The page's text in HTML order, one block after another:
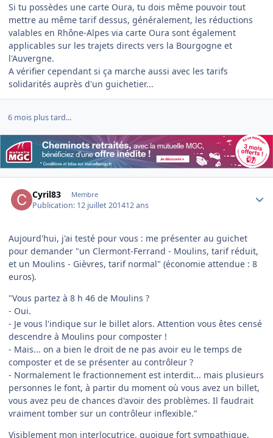
Si tu possèdes une carte Oura, tu dois même pouvoir tout
mettre au même tarif dessus, généralement, les réductions
valables en Rhône-Alpes via carte Oura sont également
applicables sur les trajets directs vers la Bourgogne et
l'Auvergne.
A vérifier cependant si ça marche aussi avec les tarifs
solidarités auprès d'un guichetier...
6 mois plus tard...
Cyril83 Membre
Publication: 12 juillet 201412 ans
Aujourd'hui, j'ai testé pour vous : me présenter au guichet
pour demander "un Clermont-Ferrand - Moulins, tarif réduit,
et un Moulins - Gièvres, tarif normal" (économie attendue : 8
euros).
"Vous partez à 8 h 46 de Moulins ?
- Oui.
- Je vous l'indique sur le billet alors. Attention vous êtes censé
descendre à Moulins pour composter !
- Mais... on a bien le droit de ne pas avoir eu le temps de
composter et de se présenter au contrôleur ?
- Normalement le fractionnement est interdit... mais plusieurs
personnes le font, à partir du moment où vous avez un billet,
vous avez peu de chances d'avoir des problèmes. Il faudrait
vraiment tomber sur un contrôleur inflexible."
Visiblement mon interlocutrice, quoique fort sympathique,